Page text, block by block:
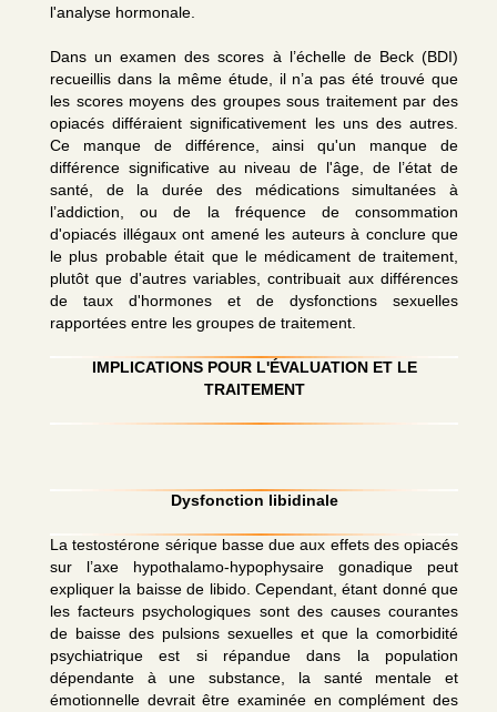
l'analyse hormonale.
Dans un examen des scores à l’échelle de Beck (BDI)
recueillis dans la même étude, il n’a pas été trouvé que
les scores moyens des groupes sous traitement par des
opiacés différaient significativement les uns des autres.
Ce manque de différence, ainsi qu'un manque de
différence significative au niveau de l'âge, de l’état de
santé, de la durée des médications simultanées à
l’addiction, ou de la fréquence de consommation
d'opiacés illégaux ont amené les auteurs à conclure que
le plus probable était que le médicament de traitement,
plutôt que d'autres variables, contribuait aux différences
de taux d'hormones et de dysfonctions sexuelles
rapportées entre les groupes de traitement.
IMPLICATIONS POUR L'ÉVALUATION ET LE
TRAITEMENT
Dysfonction libidinale
La testostérone sérique basse due aux effets des opiacés
sur l’axe hypothalamo-hypophysaire gonadique peut
expliquer la baisse de libido. Cependant, étant donné que
les facteurs psychologiques sont des causes courantes
de baisse des pulsions sexuelles et que la comorbidité
psychiatrique est si répandue dans la population
dépendante à une substance, la santé mentale et
émotionnelle devrait être examinée en complément des